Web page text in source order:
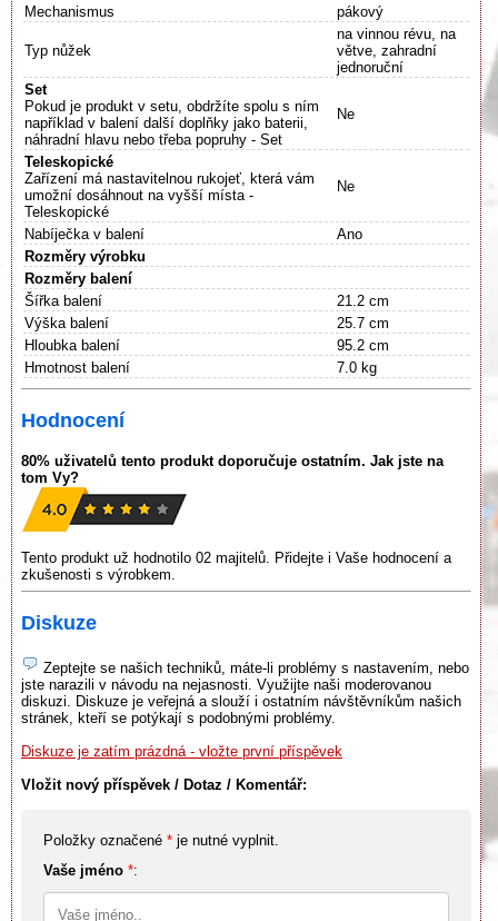
Mechanismus pákový
Typ nůžek
na vinnou révu, na
větve, zahradní
jednoruční
Set
Pokud je produkt v setu, obdržíte spolu s ním
například v balení další doplňky jako baterii,
náhradní hlavu nebo třeba popruhy - Set
Ne
Teleskopické
Zařízení má nastavitelnou rukojeť, která vám
umožní dosáhnout na vyšší místa -
Teleskopické
Ne
Nabíječka v balení
Ano
Rozměry výrobku
Rozměry balení
Šířka balení
21.2 cm
Výška balení
25.7 cm
Hloubka balení
95.2 cm
Hmotnost balení
7.0 kg
Hodnocení
80% uživatelů tento produkt doporučuje ostatním. Jak jste na
tom Vy?
Tento produkt už hodnotilo 02 majitelů. Přidejte i Vaše hodnocení a
zkušenosti s výrobkem.
Diskuze
Zeptejte se našich techniků, máte-li problémy s nastavením, nebo
jste narazili v návodu na nejasnosti. Využijte naši moderovanou
diskuzi. Diskuze je veřejná a slouží i ostatním návštěvníkům našich
stránek, kteří se potýkají s podobnými problémy.
Diskuze je zatím prázdná - vložte první příspěvek
Vložit nový příspěvek / Dotaz / Komentář:
Položky označené * je nutné vyplnit.
Vaše jméno *: